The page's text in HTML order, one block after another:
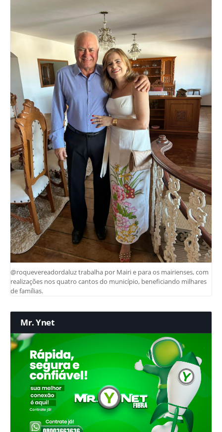
@roquevereadordaluz trabalha por Mairi e para os mairienses, com
realizações nos quatro cantos do município, beneficiando milhares
de famílias.
Mr. Ynet